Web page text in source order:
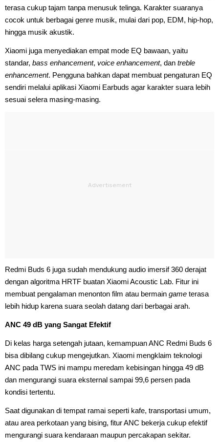
terasa cukup tajam tanpa menusuk telinga. Karakter suaranya
cocok untuk berbagai genre musik, mulai dari pop, EDM, hip-hop,
hingga musik akustik.
Xiaomi juga menyediakan empat mode EQ bawaan, yaitu
standar, bass enhancement, voice enhancement, dan treble
enhancement. Pengguna bahkan dapat membuat pengaturan EQ
sendiri melalui aplikasi Xiaomi Earbuds agar karakter suara lebih
sesuai selera masing-masing.
Redmi Buds 6 juga sudah mendukung audio imersif 360 derajat
dengan algoritma HRTF buatan Xiaomi Acoustic Lab. Fitur ini
membuat pengalaman menonton film atau bermain game terasa
lebih hidup karena suara seolah datang dari berbagai arah.
ANC 49 dB yang Sangat Efektif
Di kelas harga setengah jutaan, kemampuan ANC Redmi Buds 6
bisa dibilang cukup mengejutkan. Xiaomi mengklaim teknologi
ANC pada TWS ini mampu meredam kebisingan hingga 49 dB
dan mengurangi suara eksternal sampai 99,6 persen pada
kondisi tertentu.
Saat digunakan di tempat ramai seperti kafe, transportasi umum,
atau area perkotaan yang bising, fitur ANC bekerja cukup efektif
mengurangi suara kendaraan maupun percakapan sekitar.